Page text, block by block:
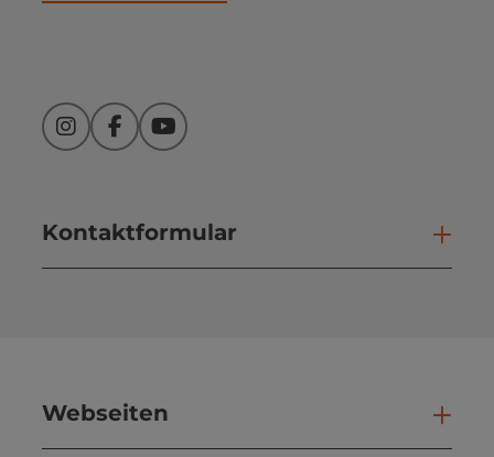
InstagramFacebookYouTube
Kontaktformular
Webseiten